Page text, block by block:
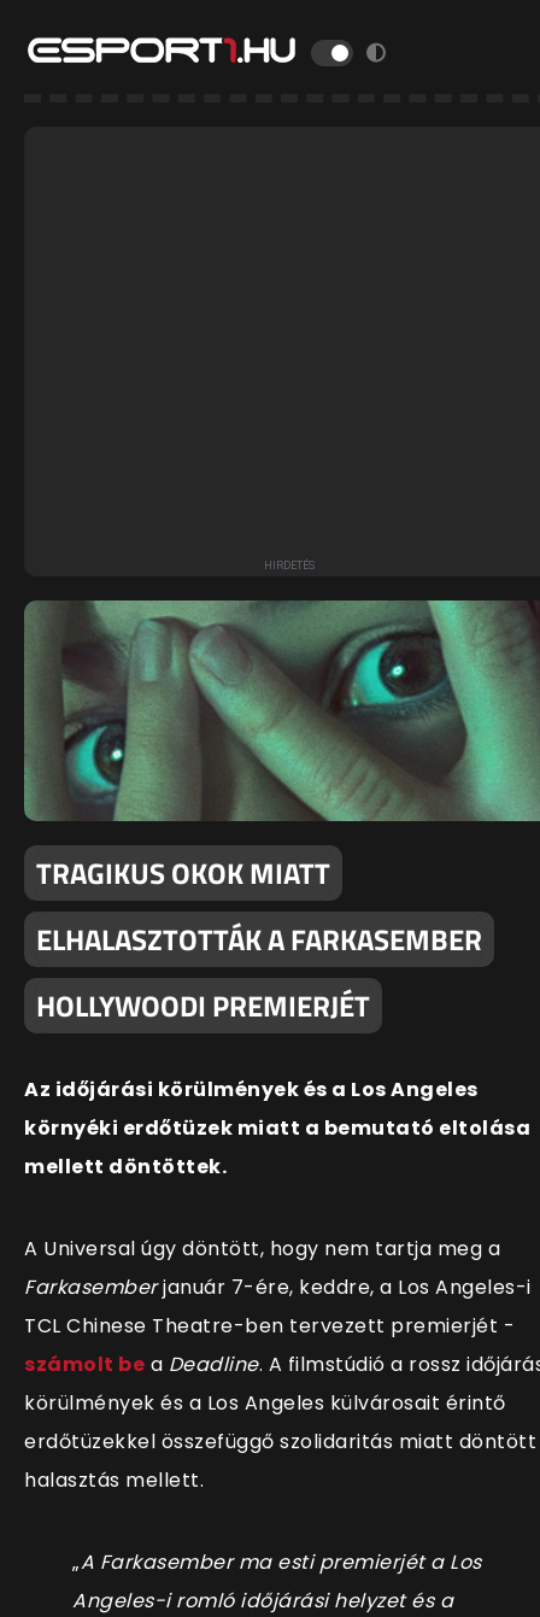
TRAGIKUS OKOK MIATT
ELHALASZTOTTÁK A FARKASEMBER
HOLLYWOODI PREMIERJÉT
Az időjárási körülmények és a Los Angeles
környéki erdőtüzek miatt a bemutató eltolása
mellett döntöttek.
A Universal úgy döntött, hogy nem tartja meg a
Farkasemberjanuár 7-ére, keddre, a Los Angeles-i
TCL Chinese Theatre-ben tervezett premierjét -
számolt be a Deadline. A filmstúdió a rossz
körülmények és a Los Angeles külvárosait érintő
erdőtüzekkel összefüggő szolidaritás miatt
halasztás mellett.
„A Farkasember ma esti premierjét a Los
Angeles-i romló időjárási helyzet és a